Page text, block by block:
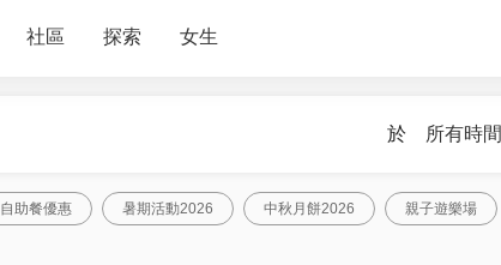
社區 探索 女生
於 所有時間
自助餐優惠 暑期活動2026 中秋月餅2026 親子遊樂場